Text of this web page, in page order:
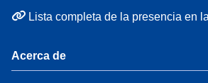
Lista completa de la presencia en
Acerca de